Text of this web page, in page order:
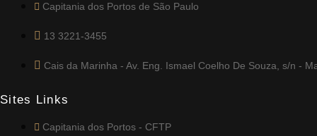
Capitania dos Portos de São Paulo
13 3221-3455
Cais da Marinha - Av. Eng. Ismael Coelho De Souza, s/n -
Sites Links
Capitania dos Portos - CFTP